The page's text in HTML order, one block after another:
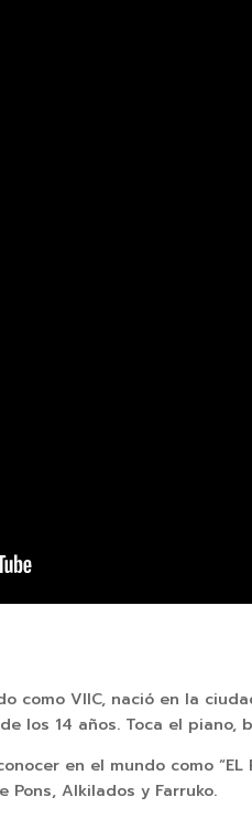
como VIIC, nació en la
los 14 años. Toca el
en el mundo como
Pons, Alkilados y Farruko.